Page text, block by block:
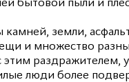
бытовой пыли и
камней, земли,
и множество
этим
люди более